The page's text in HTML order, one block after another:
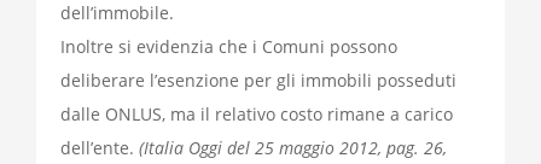
dell’immobile.
Inoltre si evidenzia che i Comuni possono
deliberare l’esenzione per gli immobili posseduti
dalle ONLUS, ma il relativo costo rimane a carico
dell’ente. (Italia Oggi del 25 maggio 2012, pag. 26,